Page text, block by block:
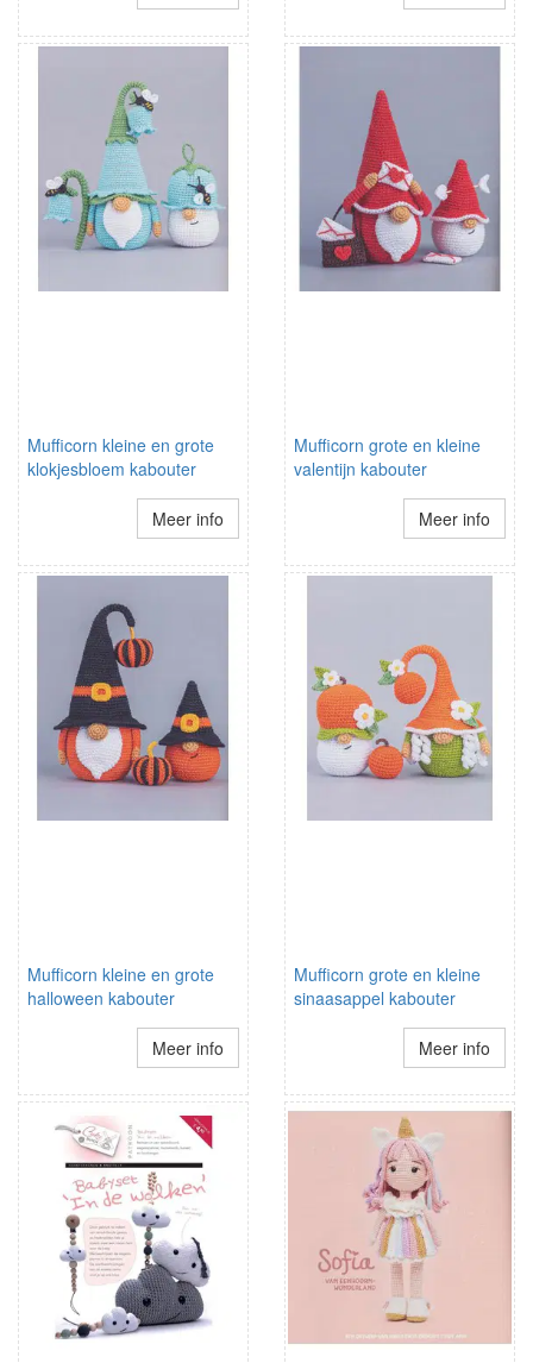
Mufficorn kleine en grote
klokjesbloem kabouter
Meer info
Mufficorn grote en kleine
valentijn kabouter
Meer info
Mufficorn kleine en grote
halloween kabouter
Meer info
Mufficorn grote en kleine
sinaasappel kabouter
Meer info